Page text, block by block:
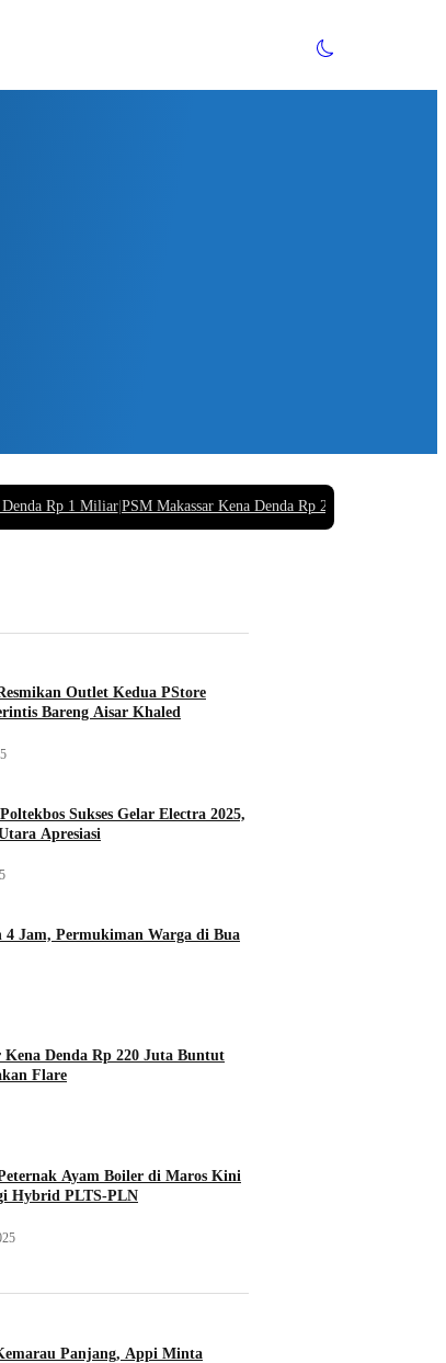
Denda Rp 1 Miliar| PSM Makassar Kena Denda Rp 220 Juta Buntut
Outlet Kedua PStore
Bareng Aisar Khaled
Sukses Gelar Electra 2025,
Apresiasi
Jam, Permukiman Warga di Bua
Kena Denda Rp 220 Juta Buntut
Flare
Ayam Boiler di Maros Kini
Hybrid PLTS-PLN
Panjang, Appi Minta